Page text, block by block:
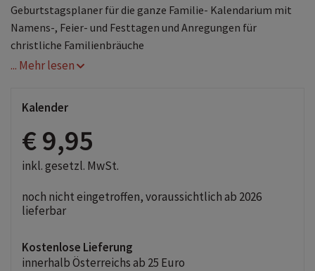
Geburtstagsplaner für die ganze Familie- Kalendarium mit
Namens-, Feier- und Festtagen und Anregungen für
christliche Familienbräuche
... Mehr lesen
Kalender
€ 9,95
inkl. gesetzl. MwSt.
noch nicht eingetroffen, voraussichtlich ab 2026
lieferbar
Kostenlose Lieferung
innerhalb Österreichs ab 25 Euro